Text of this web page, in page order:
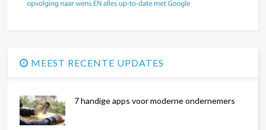
MEEST RECENTE UPDATES
7 handige apps voor moderne ondernemers